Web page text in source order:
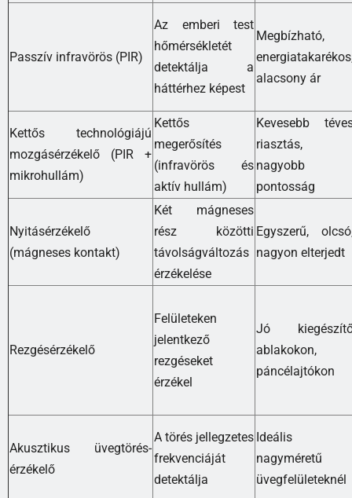
Passzív infravörös (PIR)
Az emberi test
hőmérsékletét
detektálja a
háttérhez képest
Megbízható,
alacsony ár
Kettős technológiájú
mozgásérzékelő (PIR +
mikrohullám)
Kettős
megerősítés
(infravörös és
aktív hullám)
Kevesebb
riasztás,
nagyobb
pontosság
Nyitásérzékelő
(mágneses kontakt)
Két mágneses
rész közötti
távolságváltozás
érzékelése
Egyszerű,
nagyon elterjedt
Rezgésérzékelő
Felületeken
jelentkező
rezgéseket
érzékel
Jó
ablakokon,
páncélajtókon
Akusztikus üvegtörés-
érzékelő
A törés jellegzetes
frekvenciáját
detektálja
Ideális
nagyméretű
üvegfelületeknél